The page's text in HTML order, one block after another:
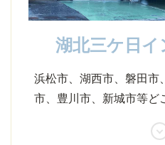
湖北三ケ日
浜松市、湖西市、磐田市
市、豊川市、新城市等ど